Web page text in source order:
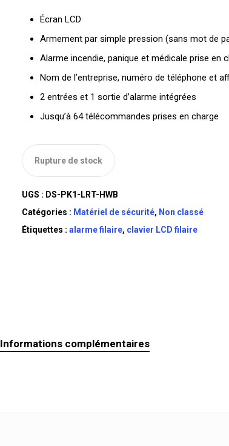
Écran LCD
Armement par simple pression (sans mot de
Alarme incendie, panique et médicale prise en
Nom de l’entreprise, numéro de téléphone et
2 entrées et 1 sortie d’alarme intégrées
Jusqu’à 64 télécommandes prises en charge
Rupture de stock
UGS : DS-PK1-LRT-HWB
Catégories : Matériel de sécurité, Non classé
Étiquettes : alarme filaire, clavier LCD filaire
Informations complémentaires